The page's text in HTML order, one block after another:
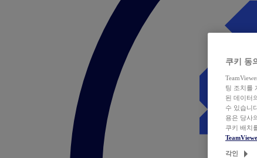
쿠키 동
팅 조치를
된 데이터
수 있습니
용은 당사
쿠키 배치
각인